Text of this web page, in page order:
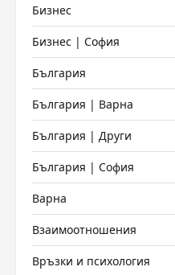
Бизнес
Бизнес | София
България
България | Варна
България | Други
България | София
Варна
Взаимоотношения
Връзки и психология